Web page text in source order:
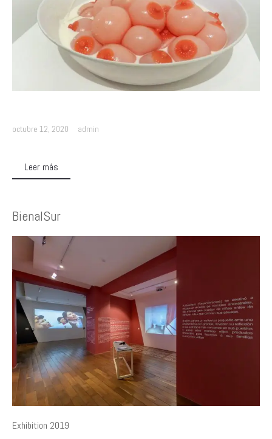
octubre 12, 2020 admin
Leer más
BienalSur
Exhibition 2019